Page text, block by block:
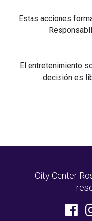
Estas acciones
El entretenimiento
decisión es
City Center